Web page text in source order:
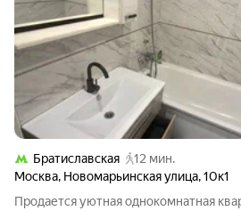
Братиславская
12 мин.
Москва, Новомарьинская улица,10к1
Продается уютная однокомнатная